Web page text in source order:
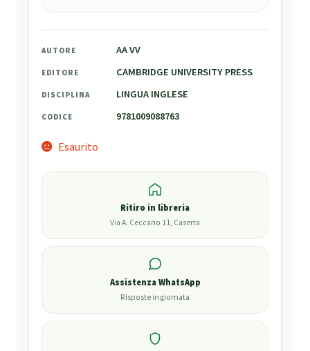
AUTORE AA VV
EDITORE CAMBRIDGE UNIVERSITY PRESS
DISCIPLINA LINGUA INGLESE
CODICE 9781009088763
Esaurito
Ritiro in libreria
Via A. Ceccano 11, Caserta
Assistenza WhatsApp
Risposte in giornata